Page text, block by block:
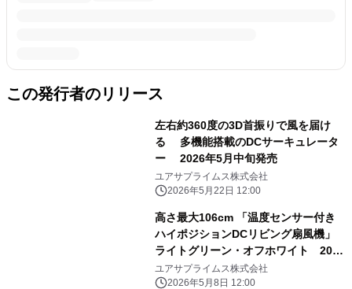
この発行者のリリース
左右約360度の3D首振りで風を届け
る 多機能搭載のDCサーキュレータ
ー 2026年5月中旬発売
ユアサプライムス株式会社
2026年5月22日 12:00
高さ最大106cm 「温度センサー付き
ハイポジションDCリビング扇風機」
ライトグリーン・オフホワイト 2026
年5月上旬発売
ユアサプライムス株式会社
2026年5月8日 12:00